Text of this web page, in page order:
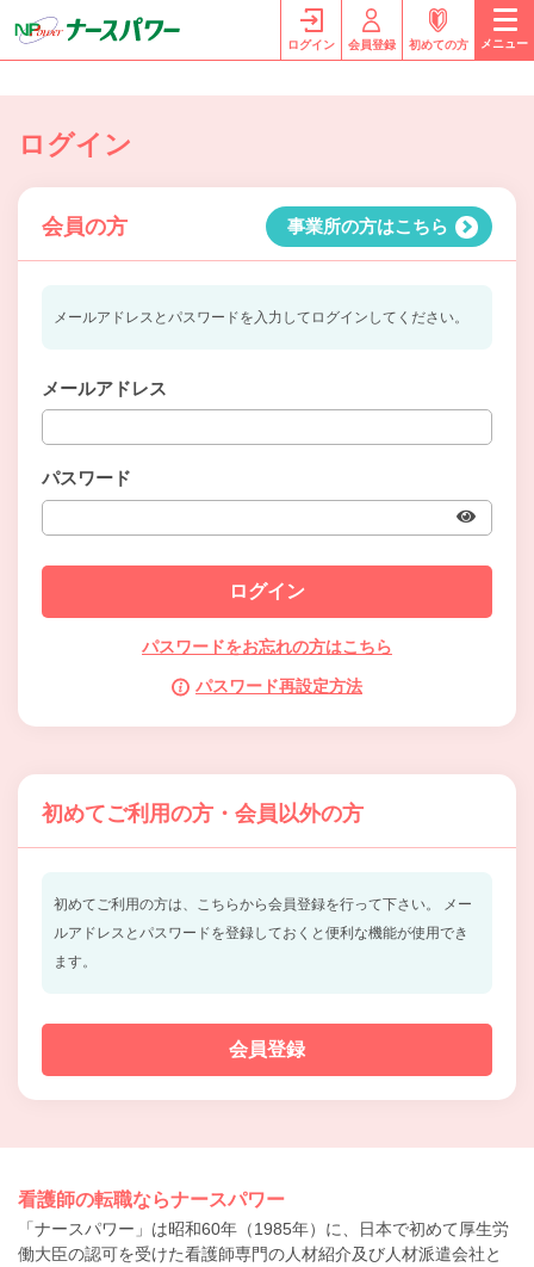
ログイン 会員登録 初めての方 メニュー
ログイン
会員の方 事業所の方はこちら
メールアドレスとパスワードを入力してログインしてください。
メールアドレス
パスワード
パスワードをお忘れの方はこちら
パスワード再設定方法
初めてご利用の方・会員以外の方
初めてご利用の方は、こちらから会員登録を行って下さい。
メー
ルアドレスとパスワードを登録しておくと便利な機能が使用でき
ます。
会員登録
看護師の転職ならナースパワー
「ナースパワー」は昭和60年（1985年）に、日本で初めて厚生労
働大臣の認可を受けた看護師専門の人材紹介及び人材派遣会社と